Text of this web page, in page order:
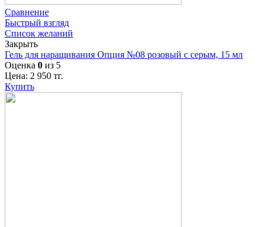
Сравнение
Быстрый взгляд
Список желаний
Закрыть
Гель для наращивания Опция №08 розовый с серым, 15 мл
Оценка 0 из 5
Цена: 2 950 тг.
Купить